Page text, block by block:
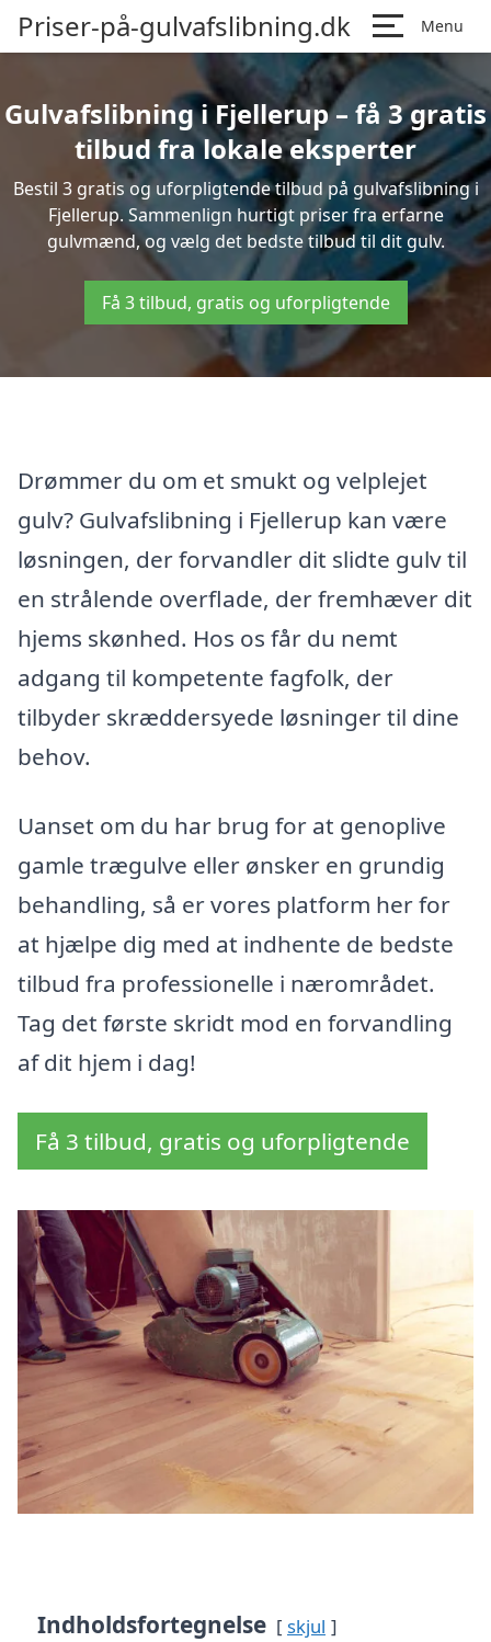
Priser-på-gulvafslibning.dk Menu
Gulvafslibning i Fjellerup – få 3 gratis
tilbud fra lokale eksperter
Bestil 3 gratis og uforpligtende tilbud på gulvafslibning i
Fjellerup. Sammenlign hurtigt priser fra erfarne
gulvmænd, og vælg det bedste tilbud til dit gulv.
Få 3 tilbud, gratis og uforpligtende
Drømmer du om et smukt og velplejet
gulv? Gulvafslibning i Fjellerup kan være
løsningen, der forvandler dit slidte gulv til
en strålende overflade, der fremhæver dit
hjems skønhed. Hos os får du nemt
adgang til kompetente fagfolk, der
tilbyder skræddersyede løsninger til dine
behov.
Uanset om du har brug for at genoplive
gamle trægulve eller ønsker en grundig
behandling, så er vores platform her for
at hjælpe dig med at indhente de bedste
tilbud fra professionelle i nærområdet.
Tag det første skridt mod en forvandling
af dit hjem i dag!
Få 3 tilbud, gratis og uforpligtende
Indholdsfortegnelse skjul